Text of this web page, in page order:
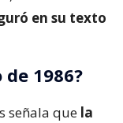
en su texto
1986?
señala que la